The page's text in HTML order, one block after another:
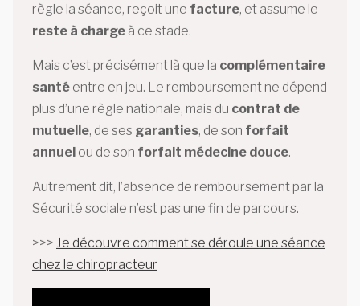
règle la séance, reçoit une facture, et assume le
reste à charge à ce stade.
Mais c’est précisément là que la complémentaire
santé entre en jeu. Le remboursement ne dépend
plus d’une règle nationale, mais du contrat de
mutuelle, de ses garanties, de son forfait
annuel ou de son forfait médecine douce.
Autrement dit, l’absence de remboursement par la
Sécurité sociale n’est pas une fin de parcours.
>>> Je découvre comment se déroule une séance
chez le chiropracteur